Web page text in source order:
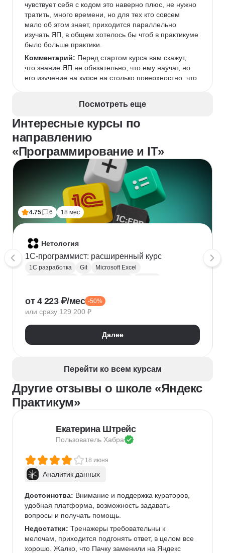
чувствует себя с кодом это наверно плюс, не нужно
тратить, много времени, но для тех кто совсем
мало об этом знает, приходится параллельно
изучать ЯП, в общем хотелось бы чтоб в практикуме
было больше практики.
Комментарий: Перед стартом курса вам скажут,
что знание ЯП не обязательно, что ему научат, но
его изучение на курсе на столько поверхностно, что
изучить хотя бы основу ЯП, на каких нибудь Stepik
Посмотреть еще
Интересные курсы по
направлению
«Программирование и IT»
4.75 6 18 мес
Нетология
1C-программист: расширенный курс
1С разработка Git
Microsoft Excel
Конфигурирование 1С
от 4 223 ₽/мес -50%
или сразу 129 200 ₽
Далее
Перейти ко всем курсам
Другие отзывы о школе «Яндекс
Практикум»
Екатерина Штрейс
Пользователь Хабра
18 июня
Аналитик данных
Достоинства: Внимание и поддержка кураторов,
удобная платформа, возможность задавать
вопросы и получать помощь.
Недостатки: Тренажеры требовательны к
мелочам, приходится подгонять ответ, в целом все
хорошо. Жалко, что Пачку заменили на Яндекс